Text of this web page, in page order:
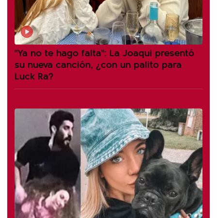
"Ya no te hago falta": La Joaqui presentó
su nueva canción, ¿con un palito para
Luck Ra?